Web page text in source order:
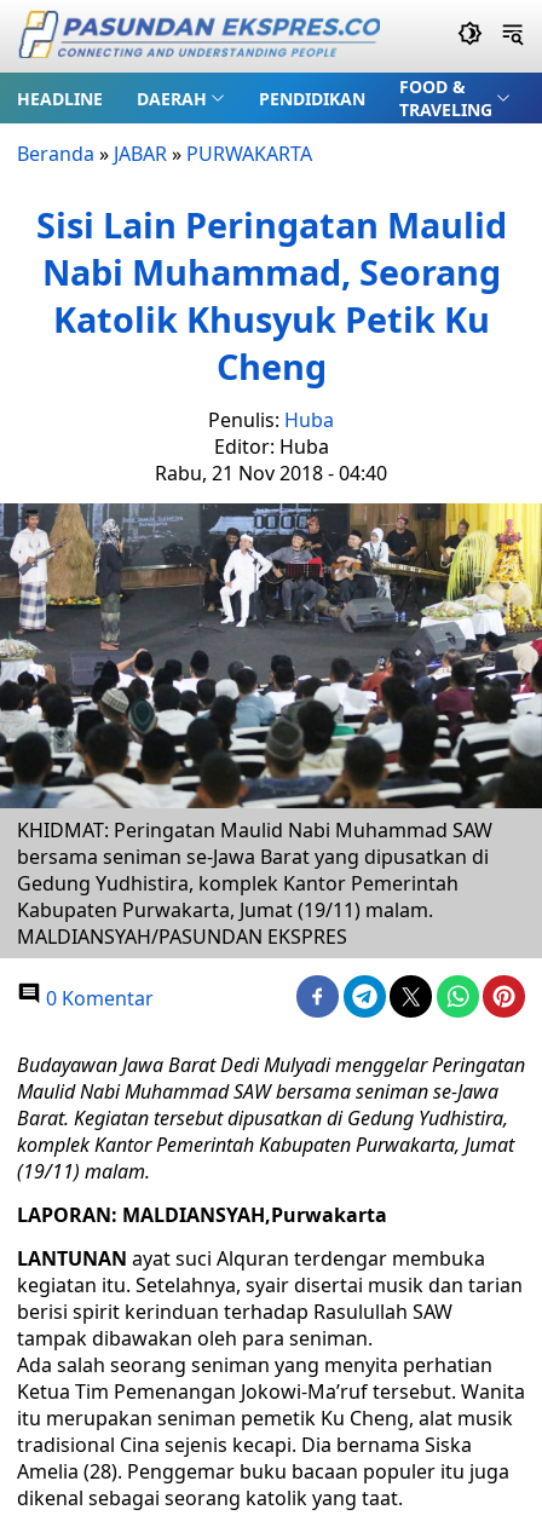
HEADLINE DAERAH PENDIDIKAN
FOOD &
TRAVELING
Beranda » JABAR» PURWAKARTA
Sisi Lain Peringatan Maulid
Nabi Muhammad, Seorang
Katolik Khusyuk Petik Ku
Cheng
Penulis: Huba
Editor: Huba
Rabu, 21 Nov 2018 - 04:40
KHIDMAT: Peringatan Maulid Nabi Muhammad SAW
bersama seniman se-Jawa Barat yang dipusatkan di
Gedung Yudhistira, komplek Kantor Pemerintah
Kabupaten Purwakarta, Jumat (19/11) malam.
MALDIANSYAH/PASUNDAN EKSPRES
0 Komentar
Budayawan Jawa Barat Dedi Mulyadi menggelar Peringatan
Maulid Nabi Muhammad SAW bersama seniman se-Jawa
Barat. Kegiatan tersebut dipusatkan di Gedung Yudhistira,
komplek Kantor Pemerintah Kabupaten Purwakarta, Jumat
(19/11) malam.
LAPORAN: MALDIANSYAH,Purwakarta
LANTUNAN ayat suci Alquran terdengar membuka
kegiatan itu. Setelahnya, syair disertai musik dan tarian
berisi spirit kerinduan terhadap Rasulullah SAW
tampak dibawakan oleh para seniman.
Ada salah seorang seniman yang menyita perhatian
Ketua Tim Pemenangan Jokowi-Ma’ruf tersebut. Wanita
itu merupakan seniman pemetik Ku Cheng, alat musik
tradisional Cina sejenis kecapi. Dia bernama Siska
Amelia (28). Penggemar buku bacaan populer itu juga
dikenal sebagai seorang katolik yang taat.